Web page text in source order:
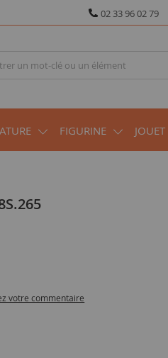
02 33 96 02 79
FIGURINE JOUET
votre commentaire